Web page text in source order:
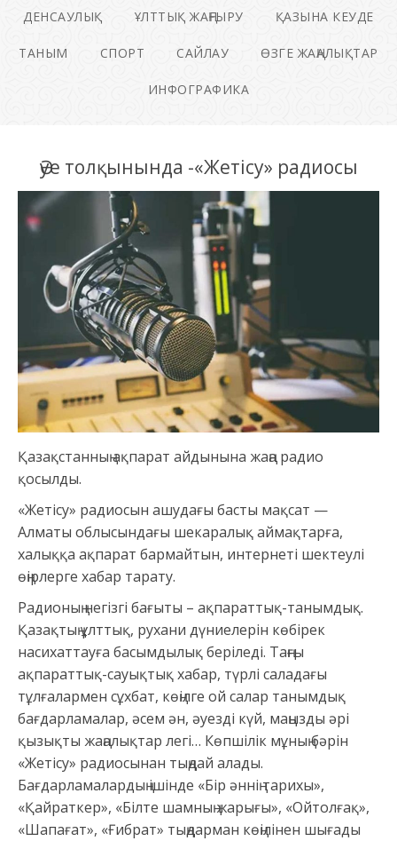
ДЕНСАУЛЫҚ ҰЛТТЫҚ ЖАҢҒЫРУ ҚАЗЫНА КЕУДЕ
ТАНЫМ СПОРТ САЙЛАУ ӨЗГЕ ЖАҢАЛЫҚТАР
ИНФОГРАФИКА
Әуе толқынында -«Жетісу» радиосы
Қазақстанның ақпарат айдынына жаңа радио
қосылды.
«Жетісу» радиосын ашудағы басты мақсат —
Алматы облысындағы шекаралық аймақтарға,
халыққа ақпарат бармайтын, интернеті шектеулі
өңірлерге хабар тарату.
Радионың негізгі бағыты – ақпараттық-танымдық.
Қазақтың ұлттық, рухани дүниелерін көбірек
насихаттауға басымдылық беріледі. Таңғы
ақпараттық-сауықтық хабар, түрлі саладағы
тұлғалармен сұхбат, көңілге ой салар танымдық
бағдарламалар, әсем ән, әуезді күй, маңызды әрі
қызықты жаңалықтар легі… Көпшілік мұның бәрін
«Жетісу» радиосынан тыңдай алады.
Бағдарламалардың ішінде «Бір әннің тарихы»,
«Қайраткер», «Білте шамның жарығы», «Ойтолғақ»,
«Шапағат», «Ғибрат» тыңдарман көңілінен шығады